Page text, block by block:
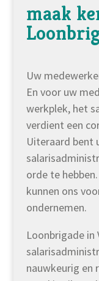
maak
Uw
En voor uw
werkplek, het
verdient een
Uiteraard bent
orde te
kunnen ons
ondernemen.
Loonbrigade in
nauwkeurig en